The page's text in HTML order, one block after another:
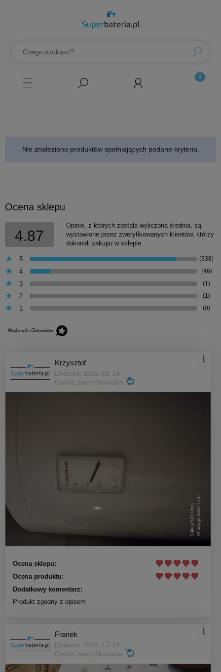
Nie znaleziono produktów spełniających podane kryteria.
Ocena sklepu
4.87
Opinie, z których została wyliczona średnia, są
wystawione przez zweryfikowanych klientów, którzy
dokonali zakupu w sklepie.
5 (338)
4 (46)
3 (1)
2 (1)
1 (0)
Krzysztof
Dodano: 2025-02-24
Opinia zweryfikowana
Ocena sklepu:
Ocena produktu:
Dodatkowy komentarz:
Produkt zgodny z opisem
Franek
Dodano: 2024-12-14
Opinia zweryfikowana